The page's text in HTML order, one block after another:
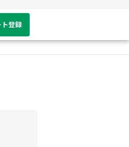
登録